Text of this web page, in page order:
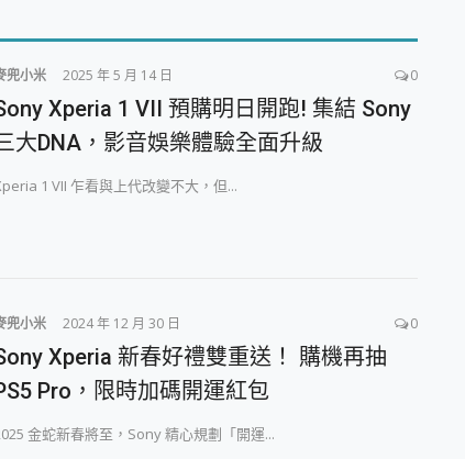
的 FireCuda X1070 SSD 固態硬碟開箱 評測
全無線設計 SpotCam Solo Eco 太陽能防水雲端攝影機
14 AI+ D3MG-031TW 14吋 開箱評價，AI輕薄商務
16 Pro 開箱評價~ 2 億畫素 LumaColor 影像、持久續
系列保護貼怎麼選？imos AR 低反光玻璃、藍寶石鏡頭貼
Watch 5 開箱 評測
聯想 Yoga Book 9 14吋 AI輕薄筆電 開箱 評測
60 系列 與 Moto | Swarovski razr 60 冰藍限定版本 開箱
AI 好幫手! VideoProc Converter AI 新版全解析 × 年末優惠
藍牙音響 氛圍情境燈 我通通都要！ Starfish 2 幻彩膠囊
驗 GravaStar Mercury K1 系列 異星機械鍵盤與 Mercury
師！MSI MPG 491CQP QD-OLED 超寬曲面電競螢幕，多
護來囉！ imos 首家導入 UL MCV 行銷宣告驗證的手機配件
家 歡慶 EaseUS 21 週年到來，「Slogan 海報徵稿活動」
的 ONPRO MagReact MXs2 5000mAh薄型磁吸無線急速
POCKET PRO 穿戴式智慧冷暖調溫裝置 開箱 評測
兜小米 2025 年 5 月 14 日 0
Xperia 1 VII 預購明日開跑! 集結 Sony
大DNA，影音娛樂體驗全面升級
1 VII 乍看與上代改變不大，但...
兜小米 2024 年 12 月 30 日 0
Xperia 新春好禮雙重送！ 購機再抽
Pro，限時加碼開運紅包
金蛇新春將至，Sony 精心規劃「開運...